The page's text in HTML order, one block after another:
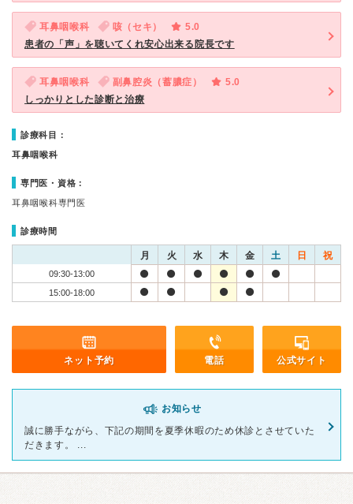
耳鼻咽喉科 咳（セキ）
5.0
患者の「声」を聴いてくれ安心出来る院長です
耳鼻咽喉科 副鼻腔炎（蓄膿症）
5.0
しっかりとした診断と治療
診療科目：
耳鼻咽喉科
専門医・資格：
耳鼻咽喉科専門医
診療時間
月 火 水 木 金 土 日 祝
09:30-13:00
15:00-18:00
ネット予約 電話 公式サイト
お知らせ
誠に勝手ながら、下記の期間を夏季休暇のため休診とさせていた
だきます。 ...